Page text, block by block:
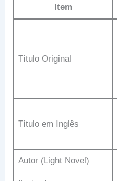
Item
Título Original
Título em Inglês
Autor (Light Novel)